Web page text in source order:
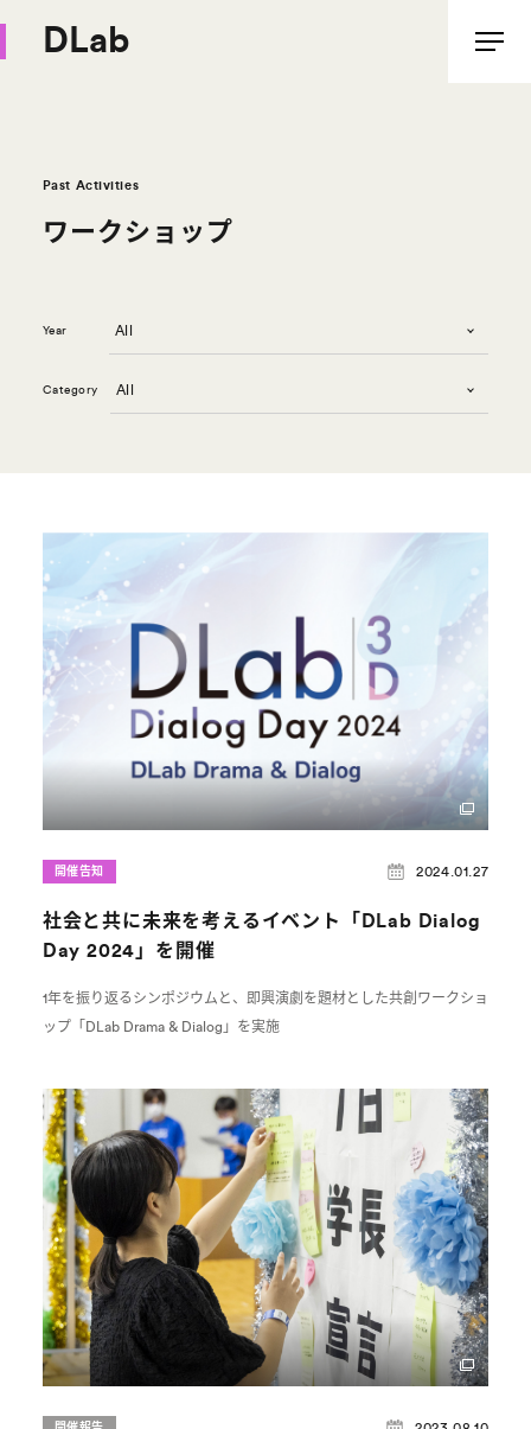
DLab
Past Activities
ワ ーク シ ョ ッ プ
Year
Category
開催告知 2024.01.27
社会と共に未来を考えるイベント「DLab Dialog
Day 2024」を開催
1年を振り返るシンポジウムと、即興演劇を題材とした共創ワークショ
ップ「DLab Drama & Dialog」を実施